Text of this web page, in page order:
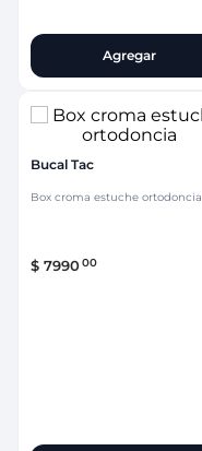
Agregar
Bucal Tac
Box croma estuche ortodoncia
$ 799000